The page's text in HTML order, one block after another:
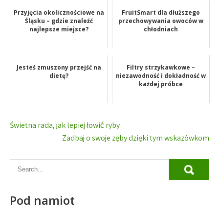
Przyjęcia okolicznościowe na
Śląsku – gdzie znaleźć
najlepsze miejsce?
FruitSmart dla dłuższego
przechowywania owoców w
chłodniach
Jesteś zmuszony przejść na
dietę?
Filtry strzykawkowe –
niezawodność i dokładność w
każdej próbce
Nawigacja
Świetna rada, jak lepiej łowić ryby
Zadbaj o swoje zęby dzięki tym wskazówkom
Pod namiot